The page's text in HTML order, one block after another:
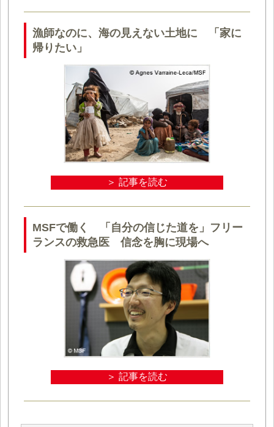
漁師なのに、海の見えない土地に 「家に
帰りたい」
＞ 記事を読む
MSFで働く 「自分の信じた道を」フリー
ランスの救急医 信念を胸に現場へ
＞ 記事を読む